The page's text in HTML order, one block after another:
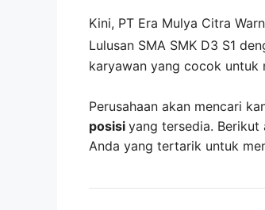
Kini, PT Era Mulya Citra
Lulusan SMA SMK D3 S1
karyawan yang cocok untuk
Perusahaan akan mencari
posisi yang tersedia.
Anda yang tertarik untuk